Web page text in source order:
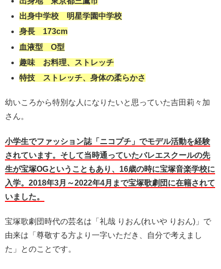
出身中学校 明星学園中学校
身長 173cm
血液型 O型
趣味 お料理、ストレッチ
特技 ストレッチ、身体の柔らかさ
幼いころから特別な人になりたいと思っていた吉田莉々加
さん。
小学生でファッション誌「ニコプチ」でモデル活動を経験
されています。そして当時通っていたバレエスクールの先
生が宝塚OGということもあり、16歳の時に宝塚音楽学校に
入学。2018年3月～2022年4月まで宝塚歌劇団に在籍されて
いました。
宝塚歌劇団時代の芸名は「礼哉 りおん(れいや りおん)」で
由来は「尊敬する方より一字いただき、自分で考えまし
た」とのことです。